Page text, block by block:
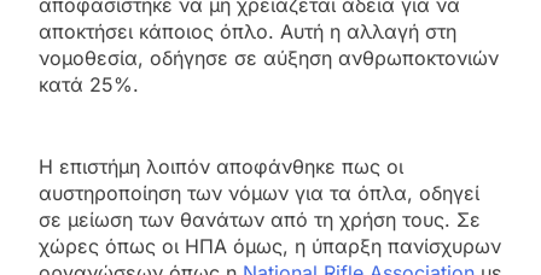
αποφασίστηκε να μη χρειάζεται άδεια για να
αποκτήσει κάποιος όπλο. Αυτή η αλλαγή στη
νομοθεσία, οδήγησε σε αύξηση ανθρωποκτονιών
κατά 25%.
Η επιστήμη λοιπόν αποφάνθηκε πως οι
αυστηροποίηση των νόμων για τα όπλα, οδηγεί
σε μείωση των θανάτων από τη χρήση τους. Σε
χώρες όπως οι ΗΠΑ όμως, η ύπαρξη πανίσχυρων